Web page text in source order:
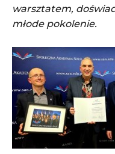
warsztatem,
młode pokolenie.